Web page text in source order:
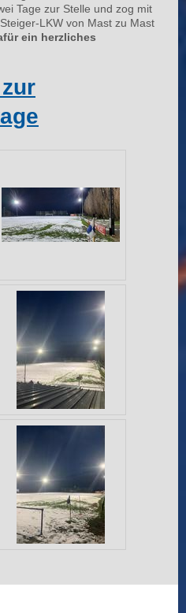
Tage zur Stelle und zog mit
LKW von Mast zu Mast
ein herzliches